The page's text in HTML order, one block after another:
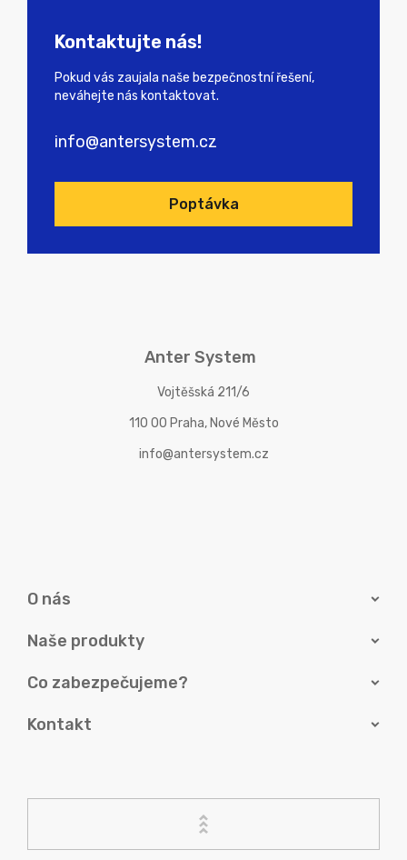
Kontaktujte nás!
Pokud vás zaujala naše bezpečnostní řešení,
neváhejte nás kontaktovat.
info@antersystem.cz
Poptávka
Anter System
Vojtěšská 211/6
110 00 Praha, Nové Město
info@antersystem.cz
O nás
Naše produkty
Co zabezpečujeme?
Kontakt